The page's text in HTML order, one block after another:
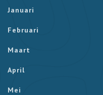
Januari
Februari
Maart
April
Mei